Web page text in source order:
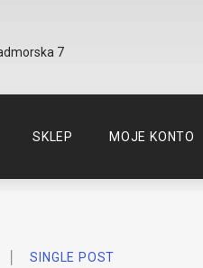
7
SKLEP MOJE KONTO
SINGLE POST